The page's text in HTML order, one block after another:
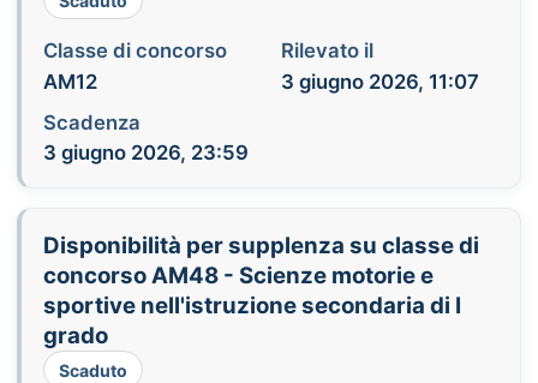
Classe di concorso
AM12
Rilevato il
3 giugno 2026, 11:07
Scadenza
3 giugno 2026, 23:59
Disponibilità per supplenza su classe di
concorso AM48 - Scienze motorie e
sportive nell'istruzione secondaria di I
grado
Scaduto